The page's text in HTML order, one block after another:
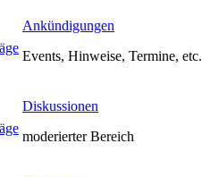
Ankündigungen
Events, Hinweise, Termine, etc.
Diskussionen
moderierter Bereich